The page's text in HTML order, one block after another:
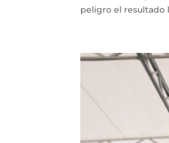
peligro el resultado